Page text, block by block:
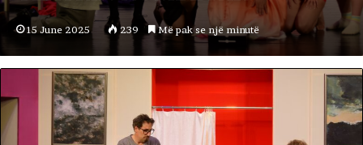
15 June 2025 239 Më pak se një minutë